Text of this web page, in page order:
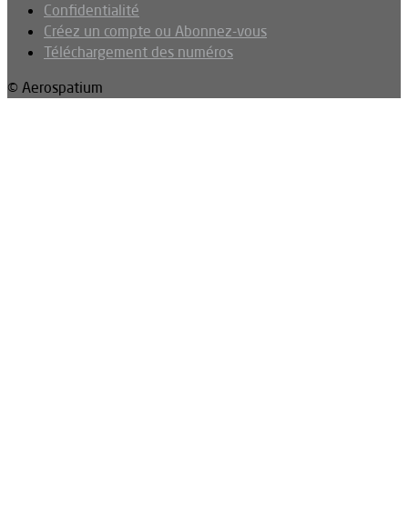
Confidentialité
Créez un compte ou Abonnez-vous
Téléchargement des numéros
© Aerospatium